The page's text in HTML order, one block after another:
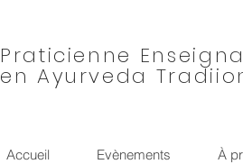
Praticienne
en Ayurveda
Accueil Evènements À